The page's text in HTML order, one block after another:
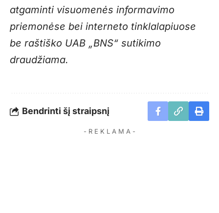
atgaminti visuomenės informavimo
priemonėse bei interneto tinklalapiuose
be raštiško UAB „BNS“ sutikimo
draudžiama.
Bendrinti šį straipsnį
- R E K L A M A -